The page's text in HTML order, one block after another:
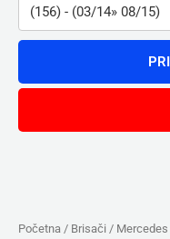
(156) - (03/14» 08/15)
Početna / Brisači / Mercedes